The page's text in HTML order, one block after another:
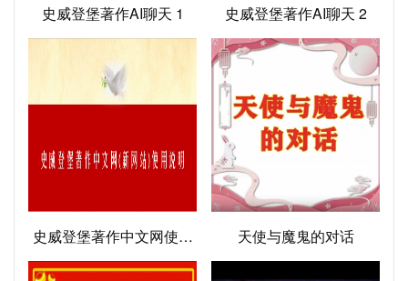
史威登堡著作AI聊天 1 史威登堡著作AI聊天 2
史威登堡著作中文网使用
说明
天使与魔鬼的对话